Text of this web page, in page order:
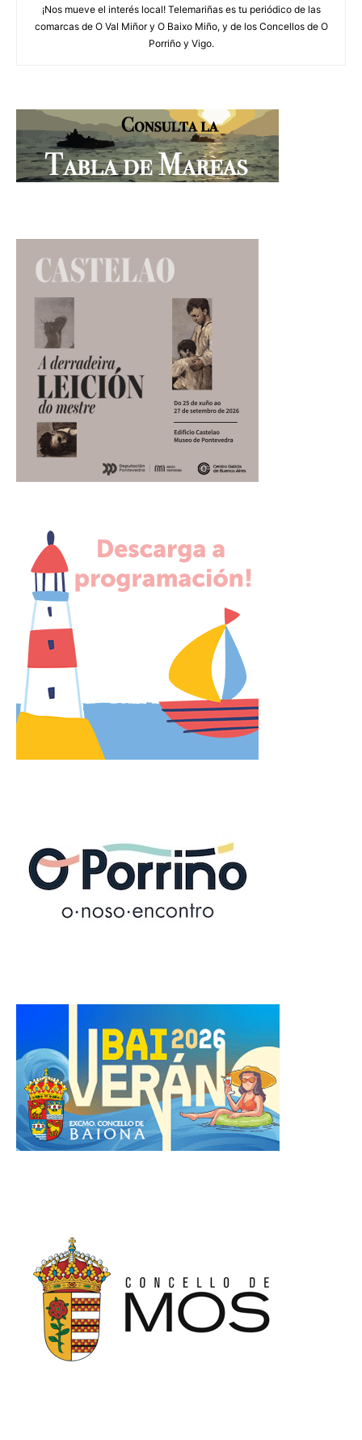
¡Nos mueve el interés local! Telemariñas es tu periódico de las
comarcas de O Val Miñor y O Baixo Miño, y de los Concellos de O
Porriño y Vigo.